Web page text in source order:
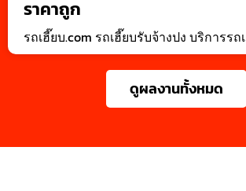
ราคาถูก
รถเฮี๊ยบ.com รถเฮี๊ยบรับจ้างปง บริการรถเ
ดูผลงานทั้งหมด